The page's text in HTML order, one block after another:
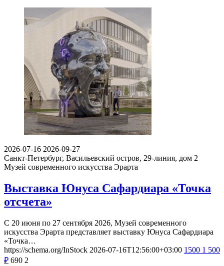
2026-07-16 2026-09-27
Санкт-Петербург, Васильевский остров, 29-линия, дом 2
Музей современного искусства Эрарта
Выставка Юнуса Сафардиара «Точка
отсчета»
С 20 июня по 27 сентября 2026, Музей современного
искусства Эрарта представляет выставку Юнуса Сафардиара
«Точка…
https://schema.org/InStock 2026-07-16T12:56:00+03:00 1500 1 500
₽ 690 2